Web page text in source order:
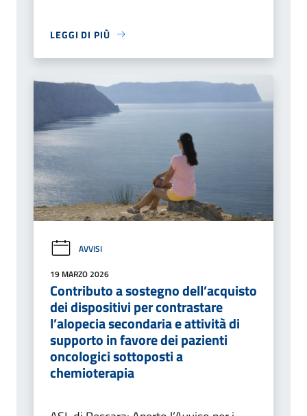
LEGGI DI PIÙ
AVVISI
19 MARZO 2026
Contributo a sostegno dell’acquisto
dei dispositivi per contrastare
l’alopecia secondaria e attività di
supporto in favore dei pazienti
oncologici sottoposti a
chemioterapia